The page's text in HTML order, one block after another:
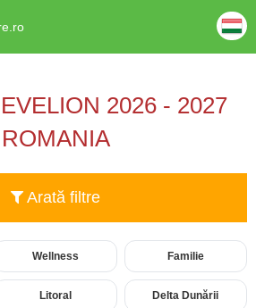
2026 - 2027
ROMANIA
Arată filtre
Wellness Familie
Litoral Delta Dunării